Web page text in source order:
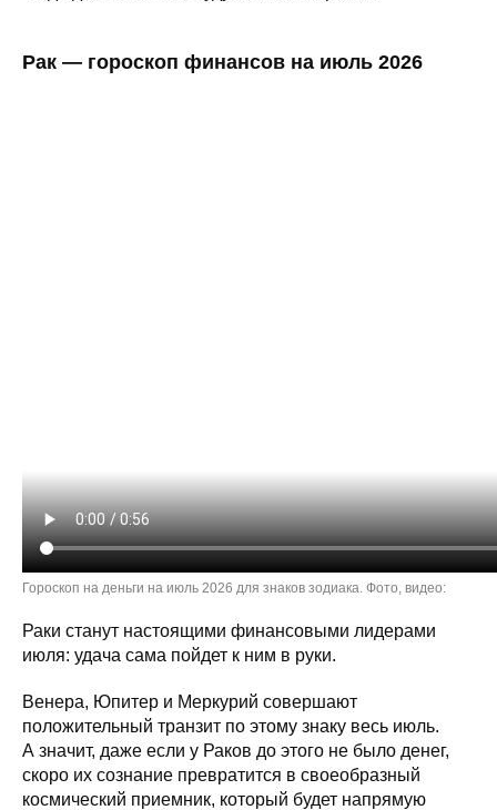
Рак — гороскоп финансов на июль 2026
Гороскоп на деньги на июль 2026 для знаков зодиака. Фото, видео:
Раки станут настоящими финансовыми лидерами
июля: удача сама пойдет к ним в руки.
Венера, Юпитер и Меркурий совершают
положительный транзит по этому знаку весь июль.
А значит, даже если у Раков до этого не было денег,
скоро их сознание превратится в своеобразный
космический приемник, который будет напрямую